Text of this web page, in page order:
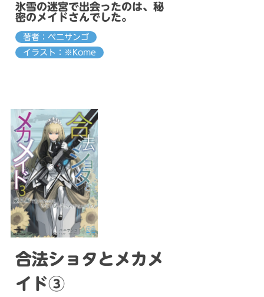
氷雪の迷宮で出会ったのは、秘
密のメイドさんでした。
著者：ベニサンゴ
イラスト：※Kome
合法ショタとメカメ
イド③